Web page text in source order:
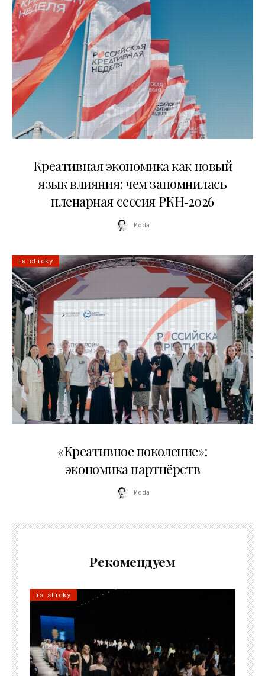
Креативная экономика как новый
язык влияния: чем запомнилась
пленарная сессия РКН‑2026
Moda
is sticky
«Креативное поколение»:
экономика партнёрств
Moda
Рекомендуем
is sticky